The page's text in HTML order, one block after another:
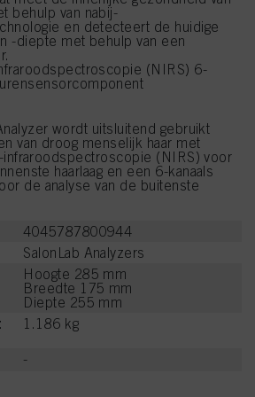
behulp van nabij-
en detecteert de huidige
-diepte met behulp van een
(NIRS) 6-
wordt uitsluitend gebruikt
van droog menselijk haar met
infraroodspectroscopie (NIRS) voor
haarlaag en een 6-kanaals
de analyse van de buitenste
4045787800944
SalonLab Analyzers
Hoogte 285 mm
Breedte 175 mm
Diepte 255 mm
1.186 kg
-